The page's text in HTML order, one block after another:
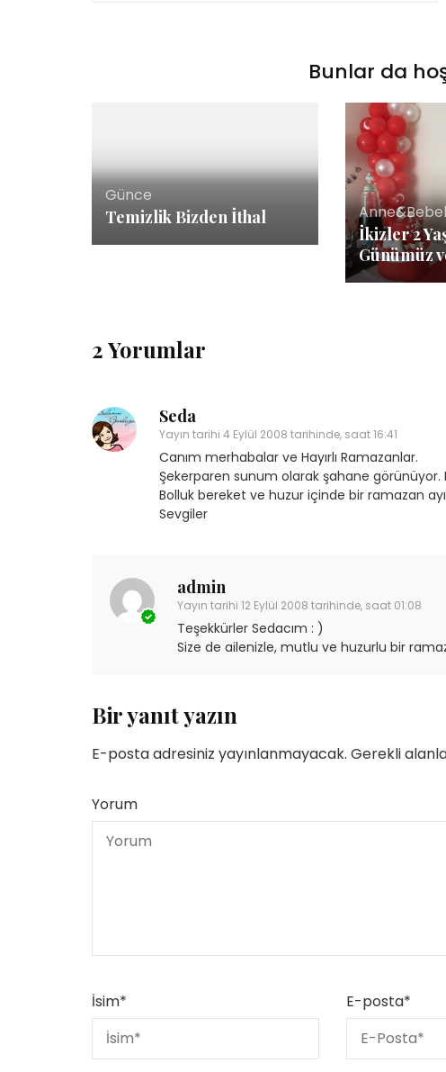
Bunlar da
Günce
Temizlik Bizden İthal
İkizler 2
Günümüz
2 Yorumlar
Seda
Yayın tarihi 4 Eylül 2008 tarihinde, saat 16:41
Canım merhabalar ve Hayırlı Ramazanlar.
Şekerparen sunum olarak şahane görünüyor.
Bolluk bereket ve huzur içinde bir ramazan
Sevgiler
admin
Yayın tarihi 12 Eylül 2008 tarihinde, saat 01:08
Teşekkürler Sedacım : )
Size de ailenizle, mutlu ve huzurlu bir
Bir yanıt yazın
E-posta adresiniz yayınlanmayacak. Gerekli
Yorum
İsim* E-posta*